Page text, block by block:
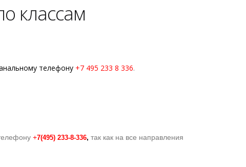
классам
телефону +7 495 233 8 336.
+7(495) 233-8-336, так как на все направления